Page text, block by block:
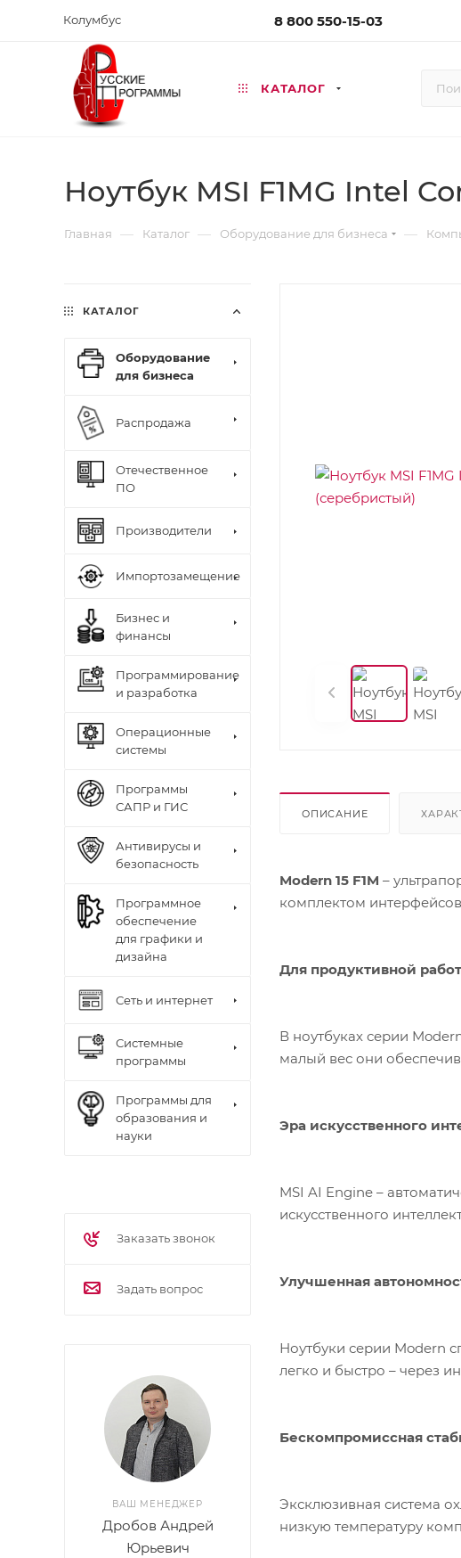
Колумбус 8 800 550-15-03
КАТАЛОГ
Ноутбук MSI F1MG Intel
Главная — Каталог — Оборудование для бизнеса —
ОПИСАНИЕ
Modern 15 F1M –
комплектом
Для продуктивной
В ноутбуках серии
малый вес они
Эра искусственного
MSI AI Engine –
искусственного
Улучшенная
Ноутбуки серии Modern
легко и быстро – через
Бескомпромиссная
Эксклюзивная система
низкую температуру
КАТАЛОГ
Оборудование
для бизнеса
Распродажа
Отечественное
ПО
Производители
Импортозамещение
Бизнес и
финансы
Программирование
и разработка
Операционные
системы
Программы
САПР и ГИС
Антивирусы и
безопасность
Программное
обеспечение
для графики и
дизайна
Сеть и интернет
Системные
программы
Программы для
образования и
науки
Заказать звонок
Задать вопрос
ВАШ МЕНЕДЖЕР
Дробов Андрей
Юрьевич